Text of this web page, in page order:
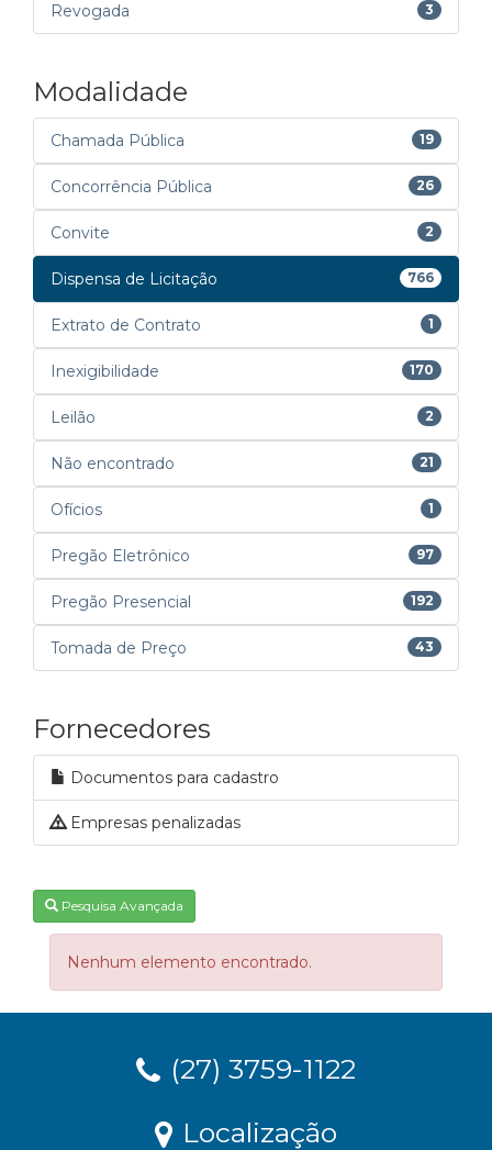
Revogada 3
Modalidade
Chamada Pública 19
Concorrência Pública 26
Convite 2
Dispensa de Licitação 766
Extrato de Contrato 1
Inexigibilidade 170
Leilão 2
Não encontrado 21
Ofícios 1
Pregão Eletrônico 97
Pregão Presencial 192
Tomada de Preço 43
Fornecedores
Documentos para cadastro
Empresas penalizadas
Pesquisa Avançada
Nenhum elemento encontrado.
(27) 3759-1122
Localização